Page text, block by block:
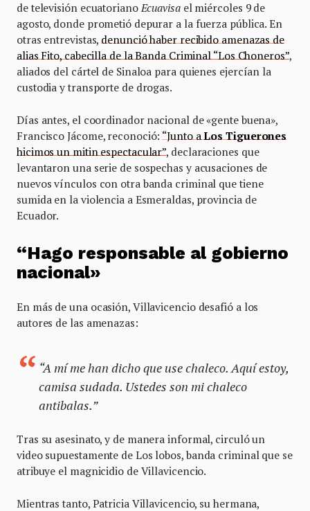
de televisión ecuatorianoEcuavisael miércoles 9 de
agosto, donde prometió depurar a la fuerza pública. En
otras entrevistas,denunció haber recibido amenazas de
alias Fito, cabecilla de la Banda Criminal “Los Choneros”,
aliados del cártel de Sinaloa para quienes ejercían la
custodia y transporte de drogas.
Días antes, el coordinador nacional de «gente buena»,
Francisco Jácome, reconoció:“Junto aLosTiguerones
hicimos un mitin espectacular”, declaraciones que
levantaron una serie de sospechas y acusaciones de
nuevos vínculos con otra banda criminal que tiene
sumida en la violencia a Esmeraldas, provincia de
Ecuador.
“Hago responsable al gobierno
nacional»
En más de una ocasión, Villavicencio desafió a los
autores de las amenazas:
“A mí me han dicho que use chaleco. Aquí estoy,
camisa sudada. Ustedes son mi chaleco
antibalas.”
Tras su asesinato, y de manera informal, circuló un
video supuestamente de Los lobos, banda criminal que se
atribuye el magnicidio de Villavicencio.
Mientras tanto, Patricia Villavicencio, su hermana,